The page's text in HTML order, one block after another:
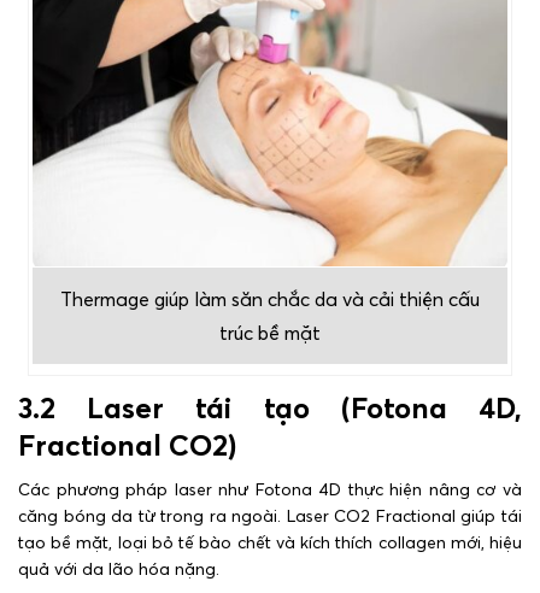
Thermage giúp làm săn chắc da và cải thiện cấu
trúc bề mặt
3.2 Laser tái tạo (Fotona 4D,
Fractional CO2)
Các phương pháp laser như Fotona 4D thực hiện nâng cơ và
căng bóng da từ trong ra ngoài. Laser CO2 Fractional giúp tái
tạo bề mặt, loại bỏ tế bào chết và kích thích collagen mới, hiệu
quả với da lão hóa nặng.